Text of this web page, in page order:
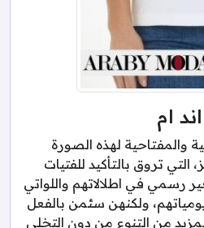
ام
والمفتاحية لهذه الصورة
التي تروق بالتأكيد للفتيات
رسمي في اطلالاتهم واللواتي
ولكنهن سئمن بالفعل
من التنوع من دون التخلي